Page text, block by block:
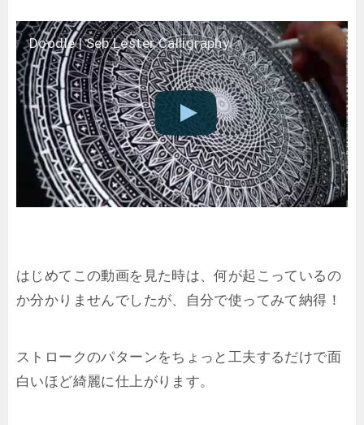
Doodle | Seb Lester Calligraphy
はじめてこの動画を見た時は、何が起こっているの
か分かりませんでしたが、自分で使ってみて納得！
ストロークのパターンをちょっと工夫するだけで面
白いほど綺麗に仕上がります。